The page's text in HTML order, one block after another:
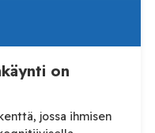
on
jossa ihmisen